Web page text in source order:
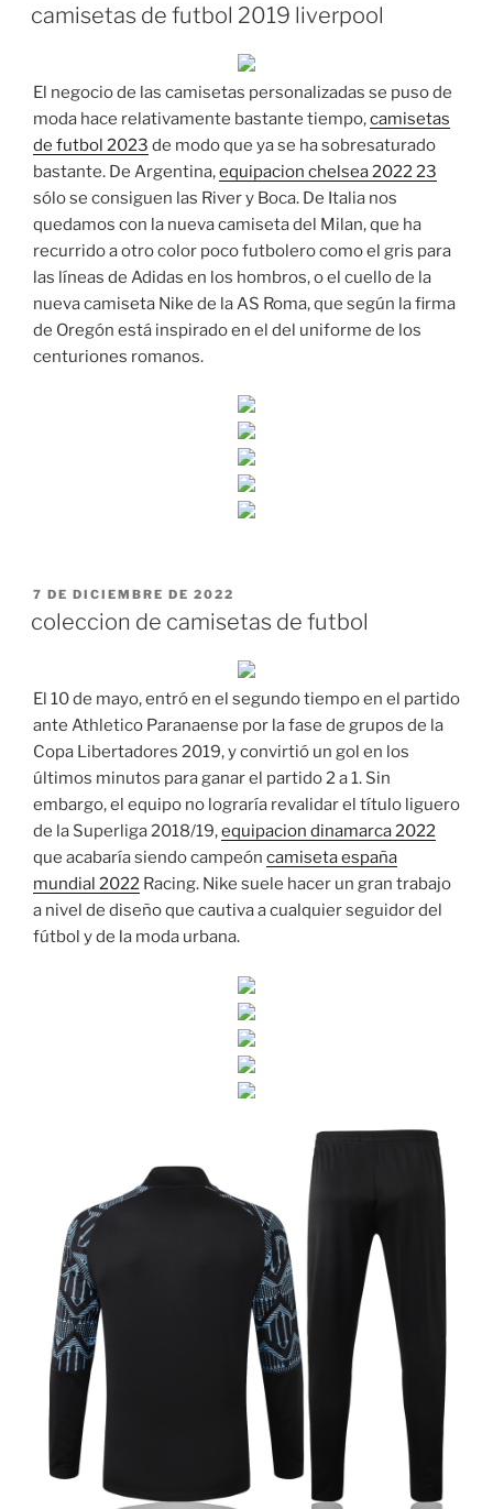
camisetas de futbol 2019 liverpool
El negocio de las camisetas personalizadas se puso de
moda hace relativamente bastante tiempo,camisetas
de futbol 2023 de modo que ya se ha sobresaturado
bastante. De Argentina,equipacion chelsea 2022 23
sólo se consiguen las River y Boca. De Italia nos
quedamos con la nueva camiseta del Milan, que ha
recurrido a otro color poco futbolero como el gris para
las líneas de Adidas en los hombros, o el cuello de la
nueva camiseta Nike de la AS Roma, que según la firma
de Oregón está inspirado en el del uniforme de los
centuriones romanos.
PUBLICADO
7 DE DICIEMBRE DE 2022
coleccion de camisetas de futbol
El 10 de mayo, entró en el segundo tiempo en el partido
ante Athletico Paranaense por la fase de grupos de la
Copa Libertadores 2019, y convirtió un gol en los
últimos minutos para ganar el partido 2 a 1. Sin
embargo, el equipo no lograría revalidar el título liguero
de la Superliga 2018/19,equipacion dinamarca 2022
que acabaría siendo campeón camiseta españa
mundial 2022 Racing. Nike suele hacer un gran trabajo
a nivel de diseño que cautiva a cualquier seguidor del
fútbol y de la moda urbana.